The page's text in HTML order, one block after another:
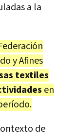
a la
y Afines
textiles
en
de